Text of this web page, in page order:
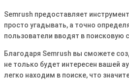
Semrush предоставляет
просто угадывать, а точно
пользователи вводят в поисковую
Благодаря Semrush вы сможете
не только будет интересен вашей
легко находим в поиске, что